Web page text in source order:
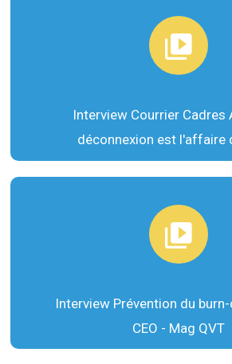
Interview Courrier Cadres
déconnexion est l'affaire
Interview Prévention du
CEO - Mag QVT